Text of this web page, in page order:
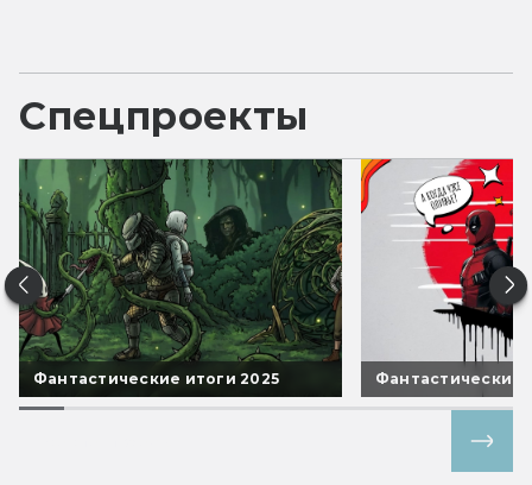
Спецпроекты
Фантастические итоги 2025 Фантастические